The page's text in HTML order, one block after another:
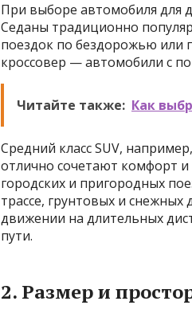
При выборе автомобиля для
Седаны традиционно
поездок по бездорожью или
кроссовер — автомобили с
Читайте также: Как
Средний класс SUV,
отлично сочетают комфорт
городских и пригородных
трассе, грунтовых и
движении на длительных
пути.
2. Размер и